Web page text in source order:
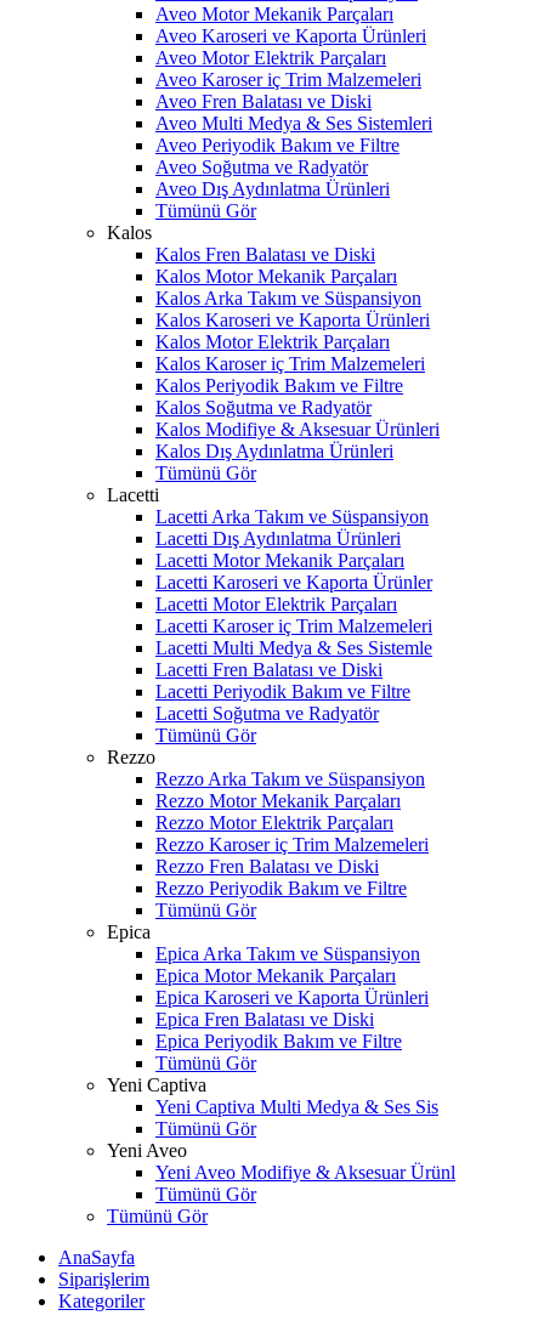
Aveo Motor Mekanik Parçaları
Aveo Karoseri ve Kaporta Ürünleri
Aveo Motor Elektrik Parçaları
Aveo Karoser iç Trim Malzemeleri
Aveo Fren Balatası ve Diski
Aveo Multi Medya & Ses Sistemleri
Aveo Periyodik Bakım ve Filtre
Aveo Soğutma ve Radyatör
Aveo Dış Aydınlatma Ürünleri
Tümünü Gör
Kalos
Kalos Fren Balatası ve Diski
Kalos Motor Mekanik Parçaları
Kalos Arka Takım ve Süspansiyon
Kalos Karoseri ve Kaporta Ürünleri
Kalos Motor Elektrik Parçaları
Kalos Karoser iç Trim Malzemeleri
Kalos Periyodik Bakım ve Filtre
Kalos Soğutma ve Radyatör
Kalos Modifiye & Aksesuar Ürünleri
Kalos Dış Aydınlatma Ürünleri
Tümünü Gör
Lacetti
Lacetti Arka Takım ve Süspansiyon
Lacetti Dış Aydınlatma Ürünleri
Lacetti Motor Mekanik Parçaları
Lacetti Karoseri ve Kaporta Ürünler
Lacetti Motor Elektrik Parçaları
Lacetti Karoser iç Trim Malzemeleri
Lacetti Multi Medya & Ses Sistemle
Lacetti Fren Balatası ve Diski
Lacetti Periyodik Bakım ve Filtre
Lacetti Soğutma ve Radyatör
Tümünü Gör
Rezzo
Rezzo Arka Takım ve Süspansiyon
Rezzo Motor Mekanik Parçaları
Rezzo Motor Elektrik Parçaları
Rezzo Karoser iç Trim Malzemeleri
Rezzo Fren Balatası ve Diski
Rezzo Periyodik Bakım ve Filtre
Tümünü Gör
Epica
Epica Arka Takım ve Süspansiyon
Epica Motor Mekanik Parçaları
Epica Karoseri ve Kaporta Ürünleri
Epica Fren Balatası ve Diski
Epica Periyodik Bakım ve Filtre
Tümünü Gör
Yeni Captiva
Yeni Captiva Multi Medya & Ses Sis
Tümünü Gör
Yeni Aveo
Yeni Aveo Modifiye & Aksesuar Ürünl
Tümünü Gör
Tümünü Gör
AnaSayfa
Siparişlerim
Kategoriler